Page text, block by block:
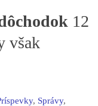
12
však
, Správy,